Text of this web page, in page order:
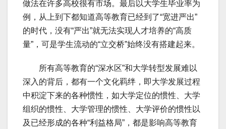
做法在许多高校很有市场。最后以大学生毕业率为
例，从上到下都知道高等教育已经到了“宽进严出”
的时代，没有“严出”就无法实现人才培养的“高质
量”，可是学生流动的“立交桥”始终没有搭建起来。
所有高等教育的“深水区”和大学转型发展难以
深入的背后，都有一个文化羁绊，即大学发展过程
中积淀下来的各种惯性，如大学定位的惯性、大学
组织的惯性、大学管理的惯性、大学评价的惯性以
及已经形成的各种“利益格局”，都是影响高等教育